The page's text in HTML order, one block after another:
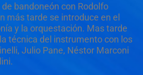
bandoneón con Rodolfo
más tarde se introduce en el
y la orquestación. Mas tarde
técnica del instrumento con los
Julio Pane, Néstor Marconi